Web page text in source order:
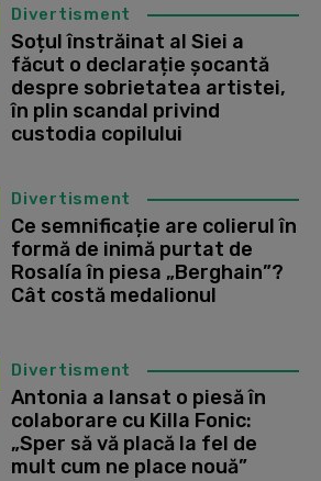
Divertisment
Soțul înstrăinat al Siei a
făcut o declarație șocantă
despre sobrietatea artistei,
în plin scandal privind
custodia copilului
Divertisment
Ce semnificație are colierul în
formă de inimă purtat de
Rosalía în piesa „Berghain”?
Cât costă medalionul
Divertisment
Antonia a lansat o piesă în
colaborare cu Killa Fonic:
„Sper să vă placă la fel de
mult cum ne place nouă”